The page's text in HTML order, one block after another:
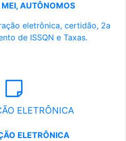
MEI, AUTÔNOMOS
eletrônica, certidão, 2a
de ISSQN e Taxas.
ELETRÔNICA
ELETRÔNICA